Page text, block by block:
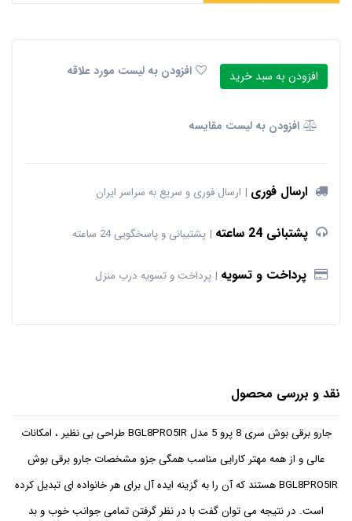
افزودن به سبد خرید افزودن به لیست مورد علاقه
افزودن به لیست مقایسه
ارسال فوری ارسال فوری و سریع به سراسر ایران
پشتبانی 24 ساعته پشتیبانی و پاسخگویی 24 ساعته
پرداخت و تسویه پرداخت و تسویه درب منزل
نقد و بررسی محصول
جارو برقی بوش سری 8 پرو 5 مدل BGL8PRO5IR طراحی بی نظیر ، امکانات
عالی و از همه مهتر کارایی مناسب همگی جزو مشخصات جارو برقی بوش
BGL8PRO5IR هستند که آن را به گزینه ایده آل برای هر خانواده ای تبدیل کرده
است. در نتیجه می توان گفت با در نظر گرفتن تمامی جوانب خوب و بد